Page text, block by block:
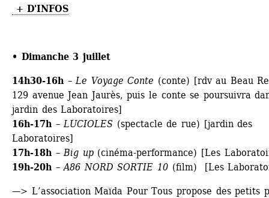
+ D'INFOS
• Dimanche 3 juillet
14h30-16h– Le Voyage Conte (conte) [rdv au Beau
129 avenue Jean Jaurès, puis le conte se poursuivra
jardin des Laboratoires]
16h-17h– LUCIOLES (spectacle de rue) [jardin des
Laboratoires]
17h-18h– Big up(cinéma-performance) [Les
19h-20h– A86 NORD SORTIE 10 (film) [Les
—> L’association Maïda Pour Tous propose des petits